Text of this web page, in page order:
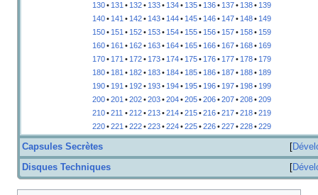
130• 131 • 132• 133• 134• 135• 136• 137• 138• 139
140• 141 • 142• 143• 144• 145• 146• 147• 148• 149
150• 151 • 152• 153• 154• 155• 156• 157• 158• 159
160• 161 • 162• 163• 164• 165• 166• 167• 168• 169
170• 171 • 172• 173• 174• 175• 176• 177• 178• 179
180• 181 • 182• 183• 184• 185• 186• 187• 188• 189
190• 191 • 192• 193• 194• 195• 196• 197• 198• 199
200•201 •202•203•204•205•206•207•208•209
210•211 •212•213•214•215•216•217•218•219
220•221 •222•223•224•225•226•227•228•229
Capsules Secrètes
Disques Techniques